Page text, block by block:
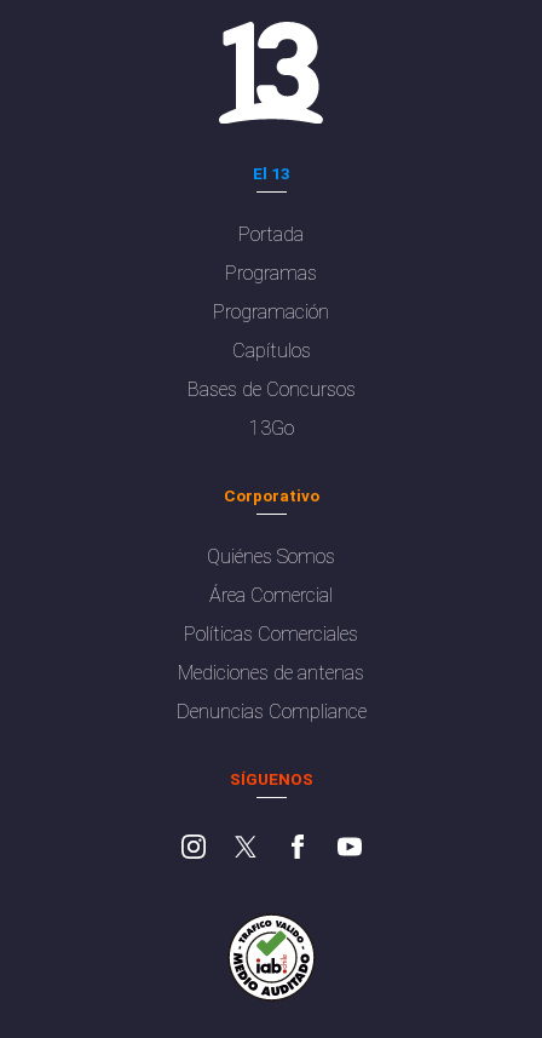
El 13
Portada
Programas
Programación
Capítulos
Bases de Concursos
13Go
Corporativo
Quiénes Somos
Área Comercial
Políticas Comerciales
Mediciones de antenas
Denuncias Compliance
SÍGUENOS